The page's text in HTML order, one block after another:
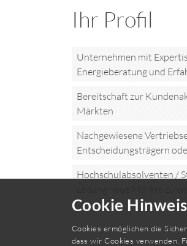
Cookie Hinweis
Cookies ermöglichen die
dass wir Cookies verwenden.
Ihr Profil
Unternehmen mit
Energieberatung und
Bereitschaft zur
Märkten
Nachgewiesene
Entscheidungsträgern
Hochschulabsolventen /